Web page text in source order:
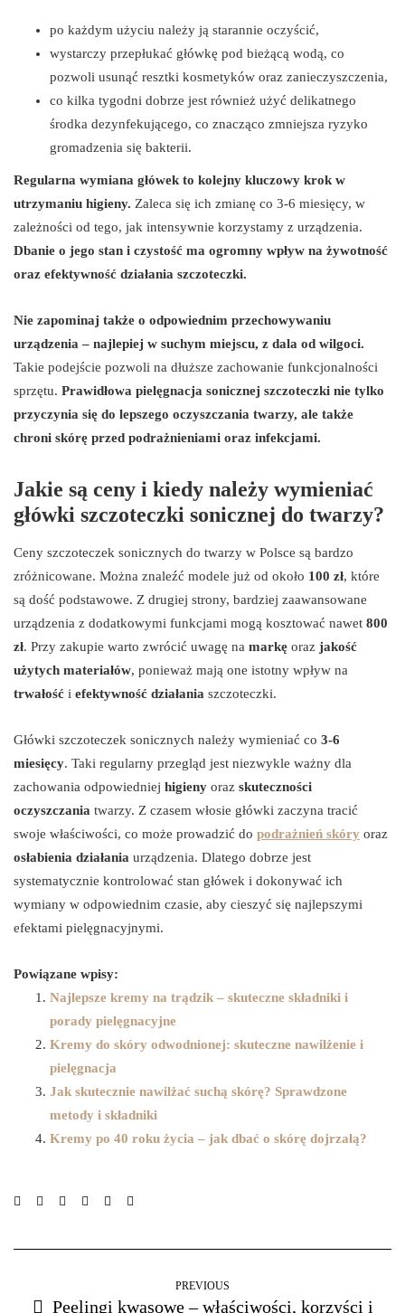
po każdym użyciu należy ją starannie oczyścić,
wystarczy przepłukać główkę pod bieżącą wodą, co
pozwoli usunąć resztki kosmetyków oraz zanieczyszczenia,
co kilka tygodni dobrze jest również użyć delikatnego
środka dezynfekującego, co znacząco zmniejsza ryzyko
gromadzenia się bakterii.
Regularna wymiana główek to kolejny kluczowy krok w
utrzymaniu higieny. Zaleca się ich zmianę co 3-6 miesięcy, w
zależności od tego, jak intensywnie korzystamy z urządzenia.
Dbanie o jego stan i czystość ma ogromny wpływ na żywotność
oraz efektywność działania szczoteczki.
Nie zapominaj także o odpowiednim przechowywaniu
urządzenia – najlepiej w suchym miejscu, z dala od wilgoci.
Takie podejście pozwoli na dłuższe zachowanie funkcjonalności
sprzętu. Prawidłowa pielęgnacja sonicznej szczoteczki nie tylko
przyczynia się do lepszego oczyszczania twarzy, ale także
chroni skórę przed podrażnieniami oraz infekcjami.
Jakie są ceny i kiedy należy wymieniać
główki szczoteczki sonicznej do twarzy?
Ceny szczoteczek sonicznych do twarzy w Polsce są bardzo
zróżnicowane. Można znaleźć modele już od około 100 zł, które
są dość podstawowe. Z drugiej strony, bardziej zaawansowane
urządzenia z dodatkowymi funkcjami mogą kosztować nawet 800
zł. Przy zakupie warto zwrócić uwagę na markę oraz jakość
użytych materiałów, ponieważ mają one istotny wpływ na
trwałość i efektywność działania szczoteczki.
Główki szczoteczek sonicznych należy wymieniać co 3-6
miesięcy. Taki regularny przegląd jest niezwykle ważny dla
zachowania odpowiedniej higieny oraz skuteczności
oczyszczania twarzy. Z czasem włosie główki zaczyna tracić
swoje właściwości, co może prowadzić do podrażnień skóry oraz
osłabienia działania urządzenia. Dlatego dobrze jest
systematycznie kontrolować stan główek i dokonywać ich
wymiany w odpowiednim czasie, aby cieszyć się najlepszymi
efektami pielęgnacyjnymi.
Powiązane wpisy:
Najlepsze kremy na trądzik – skuteczne składniki i
porady pielęgnacyjne
Kremy do skóry odwodnionej: skuteczne nawilżenie i
pielęgnacja
Jak skutecznie nawilżać suchą skórę? Sprawdzone
metody i składniki
Kremy po 40 roku życia – jak dbać o skórę dojrzałą?
PREVIOUS
Peelingi kwasowe – właściwości, korzyści i